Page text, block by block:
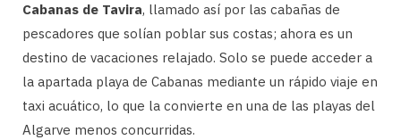
Cabanas de Tavira, llamado así por las cabañas de
pescadores que solían poblar sus costas; ahora es un
destino de vacaciones relajado. Solo se puede acceder a
la apartada playa de Cabanas mediante un rápido viaje en
taxi acuático, lo que la convierte en una de las playas del
Algarve menos concurridas.